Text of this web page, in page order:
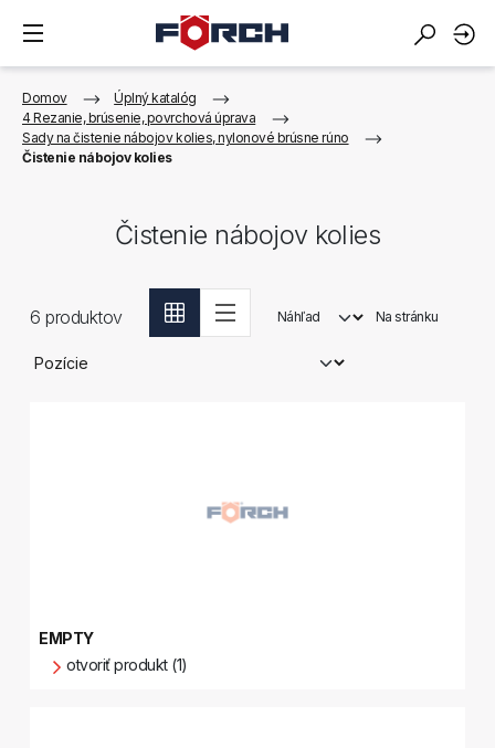
Domov
Úplný katalóg
4 Rezanie, brúsenie, povrchová úprava
Sady na čistenie nábojov kolies, nylonové brúsne rúno
Čistenie nábojov kolies
Čistenie nábojov kolies
6 produktov Náhľad Na stránku
EMPTY
otvoriť produkt (1)